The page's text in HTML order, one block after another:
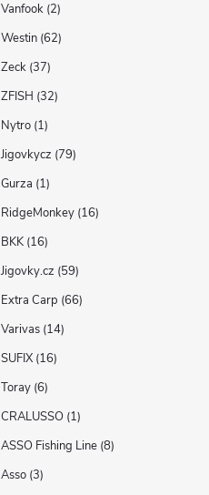
Vanfook 2
Westin 62
Zeck 37
ZFISH 32
Nytro 1
Jigovkycz 79
Gurza 1
RidgeMonkey 16
BKK 16
Jigovky.cz 59
Extra Carp 66
Varivas 14
SUFIX 16
Toray 6
CRALUSSO 1
ASSO Fishing Line 8
Asso 3